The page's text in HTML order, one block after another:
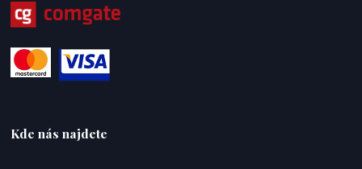
Kde nás najdete